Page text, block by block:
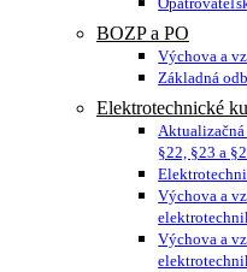
BOZP a PO
Výchova a
Základná
Elektrotechnické
§22, §23 a
Výchova a
Výchova a